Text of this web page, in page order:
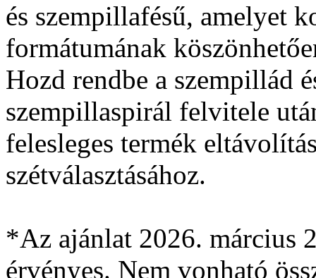
és szempillafésű, amelyet
formátumának
Hozd rendbe a szempillád
szempillaspirál felvitele
felesleges termék
szétválasztásához.
*Az ajánlat 2026. március
érvényes. Nem vonható